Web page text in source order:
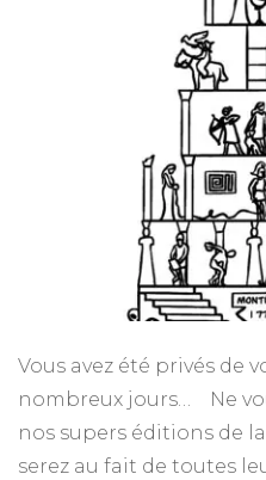
Vous avez été privés de
nombreux jours… Ne
nos supers éditions de
serez au fait de toutes